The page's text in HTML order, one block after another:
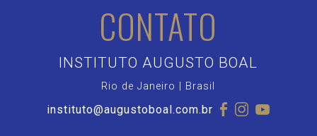
CONTATO
INSTITUTO AUGUSTO BOAL
Rio de Janeiro | Brasil
instituto@augustoboal.com.br